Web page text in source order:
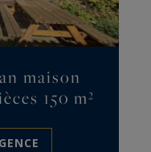
maison
150 m²